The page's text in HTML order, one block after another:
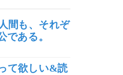
間も、それぞ
である。
て欲しい&読